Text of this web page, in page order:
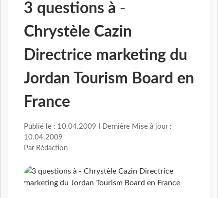
3 questions à -
Chrystèle Cazin
Directrice marketing du
Jordan Tourism Board en
France
Publié le : 10.04.2009 I Dernière Mise à jour :
10.04.2009
Par Rédaction